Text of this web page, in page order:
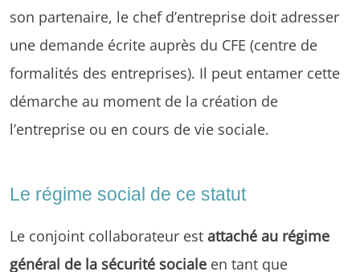
son partenaire, le chef d’entreprise doit adresser
une demande écrite auprès du CFE (centre de
formalités des entreprises). Il peut entamer cette
démarche au moment de la création de
l’entreprise ou en cours de vie sociale.
Le régime social de ce statut
Le conjoint collaborateur est attaché au régime
général de la sécurité sociale en tant que